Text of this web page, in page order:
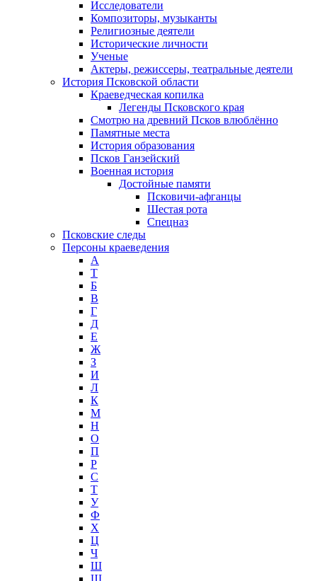
Исследователи
Композиторы, музыканты
Религиозные деятели
Исторические личности
Ученые
Актеры, режиссеры, театральные деятели
История Псковской области
Краеведческая копилка
Легенды Псковского края
Смотрю на древний Псков влюблённо
Памятные места
История образования
Псков Ганзейский
Военная история
Достойные памяти
Псковичи-афганцы
Шестая рота
Спецназ
Псковские следы
Персоны краеведения
А
T
Б
В
Г
Д
Е
Ж
З
И
Л
К
М
Н
О
П
Р
С
Т
У
Ф
Х
Ц
Ч
Ш
Щ